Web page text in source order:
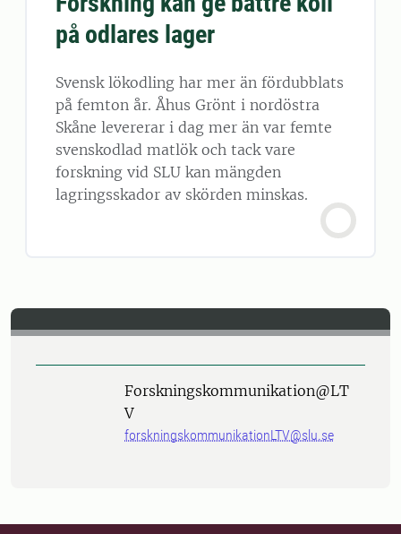
på odlares lager
Svensk lökodling har mer än fördubblats
på femton år. Åhus Grönt i nordöstra
Skåne levererar i dag mer än var femte
svenskodlad matlök och tack vare
forskning vid SLU kan mängden
lagringsskador av skörden minskas.
Forskningskommunikation@LT
V
forskningskommunikationLTV@slu.se